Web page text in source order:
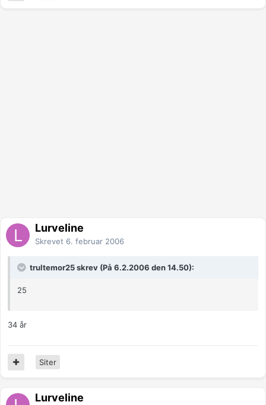
Lurveline
Skrevet 6. februar 2006
trultemor25 skrev (På 6.2.2006 den 14.50):
25
34 år
Siter
Lurveline